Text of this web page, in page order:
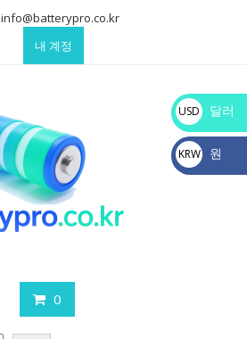
info@batterypro.co.kr
내 계정
0
USD
$
달러
KRW
₩
원